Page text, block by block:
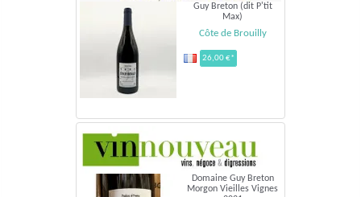
Guy Breton (dit P'tit
Max)
Côte de Brouilly
26,00 €*
Domaine Guy Breton
Morgon Vieilles Vignes